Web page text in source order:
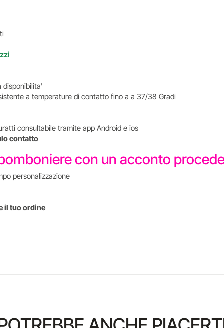
disponibilita'
a temperature di contatto fino a a 37/38 Gradi
consultabile tramite app Android e ios
contatto
con un acconto
personalizzazione
il tuo ordine